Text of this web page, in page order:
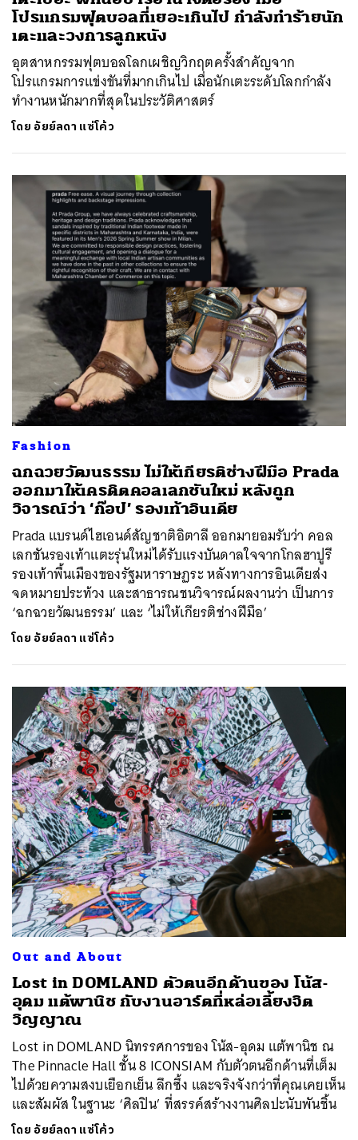
โปรแกรมฟุตบอลที่เยอะเกินไป กำลังทำร้ายนัก
เตะและวงการลูกหนัง
อุตสาหกรรมฟุตบอลโลกเผชิญวิกฤตครั้งสำคัญจาก
โปรแกรมการแข่งขันที่มากเกินไป เมื่อนักเตะระดับโลกกำลัง
ทำงานหนักมากที่สุดในประวัติศาสตร์
โดย อัยย์ลดา แซ่โค้ว
Fashion
ฉกฉวยวัฒนธรรม ไม่ให้เกียรติช่างฝีมือ Prada
ออกมาให้เครดิตคอลเลกชันใหม่ หลังถูก
วิจารณ์ว่า ‘ก๊อป’ รองเท้าอินเดีย
Prada แบรนด์ไฮเอนด์สัญชาติอิตาลี ออกมายอมรับว่า คอล
เลกชันรองเท้าแตะรุ่นใหม่ได้รับแรงบันดาลใจจากโกลฮาปูรี
รองเท้าพื้นเมืองของรัฐมหาราษฏระ หลังทางการอินเดียส่ง
จดหมายประท้วง และสาธารณชนวิจารณ์ผลงานว่า เป็นการ
‘ฉกฉวยวัฒนธรรม’ และ ‘ไม่ให้เกียรติช่างฝีมือ’
โดย อัยย์ลดา แซ่โค้ว
Out and About
Lost in DOMLAND ตัวตนอีกด้านของ โน้ส-
อุดม แต้พานิช กับงานอาร์ตที่หล่อเลี้ยงจิต
วิญญาณ
Lost in DOMLAND นิทรรศการของ โน้ส-อุดม แต้พานิช ณ
The Pinnacle Hall ชั้น 8 ICONSIAM กับตัวตนอีกด้านที่เต็ม
ไปด้วยความสงบเยือกเย็น ลึกซึ้ง และจริงจังกว่าที่คุณเคยเห็น
และสัมผัส ในฐานะ ‘ศิลปิน’ ที่สรรค์สร้างงานศิลปะนับพันชิ้น
โดย อัยย์ลดา แซ่โค้ว